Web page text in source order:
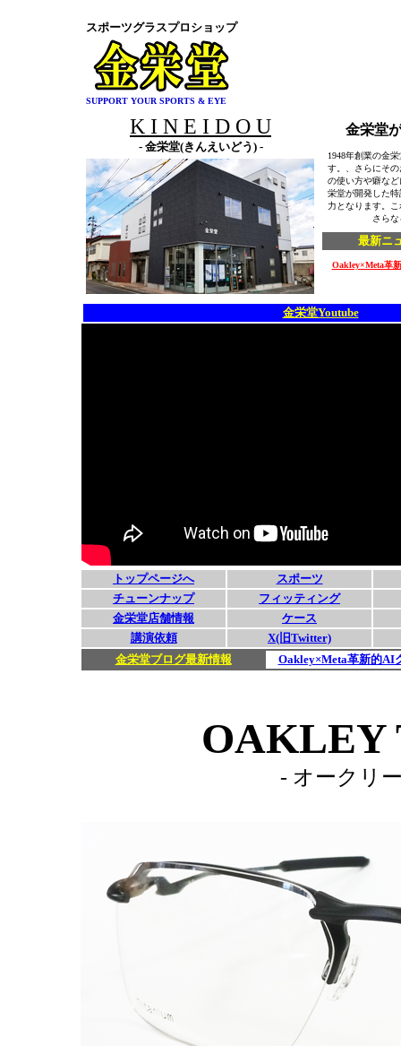
OAKLEY
- オークリ